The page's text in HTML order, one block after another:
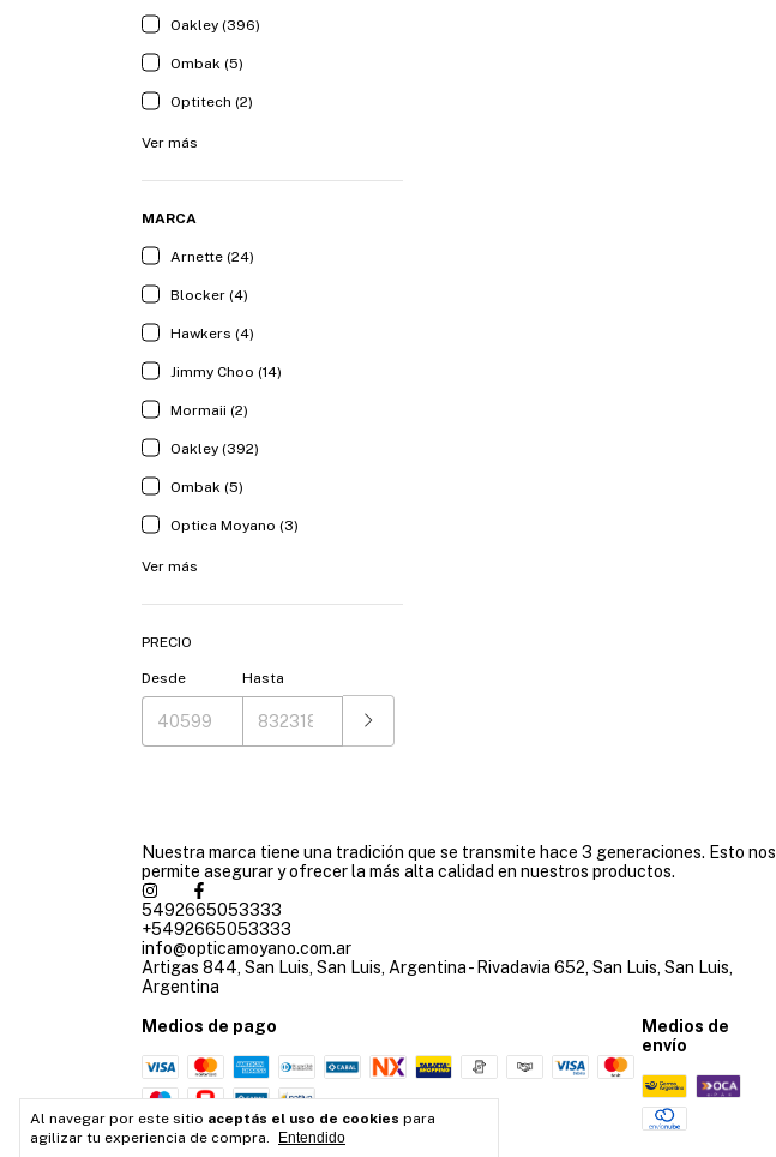
Al navegar por este sitio aceptás el uso de cookies para
agilizar tu experiencia de compra.
Entendido
Oakley (396)
Ombak (5)
Optitech (2)
Ver más
MARCA
Arnette (24)
Blocker (4)
Hawkers (4)
Jimmy Choo (14)
Mormaii (2)
Oakley (392)
Ombak (5)
Optica Moyano (3)
Ver más
PRECIO
Desde Hasta
Nuestra marca tiene una tradición que se transmite hace 3 generaciones. Esto nos
permite asegurar y ofrecer la más alta calidad en nuestros productos.
5492665053333
+5492665053333
info@opticamoyano.com.ar
Artigas 844, San Luis, San Luis, Argentina - Rivadavia 652, San Luis, San Luis,
Argentina
Medios de pago
Medios de
envío